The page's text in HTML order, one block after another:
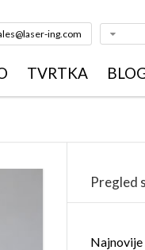
ing.com
TVRTKA
Pregled